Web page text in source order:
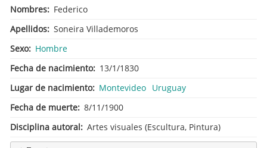
Nombres
Federico
Apellidos Soneira Villademoros
Sexo
Hombre
Fecha de nacimiento
13/1/1830
Lugar de nacimiento
Montevideo Uruguay
Fecha de muerte 8/11/1900
Disciplina autoral
Artes visuales (Escultura, Pintura)